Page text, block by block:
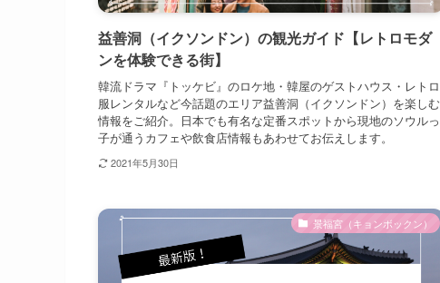
益善洞（イクソンドン）の観光ガイド【レトロモダ
ンを体験できる街】
韓流ドラマ『トッケビ』のロケ地・韓屋のゲストハウス・レトロ
服レンタルなど今話題のエリア益善洞（イクソンドン）を楽しむ
情報をご紹介。日本でも有名な定番スポットから現地のソウルっ
子が通うカフェや飲食店情報もあわせてお伝えします。
2021年5月30日
景福宮（キョンボックン）